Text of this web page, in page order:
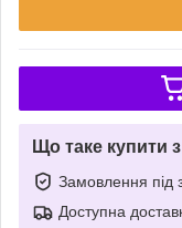
Що таке купити
Замовлення під
Доступна